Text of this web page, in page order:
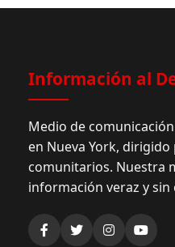
Información al
Medio de
en Nueva York,
comunitarios. Nuestra
información veraz y